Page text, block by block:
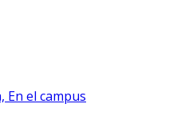
En el campus